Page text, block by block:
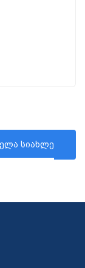
სიახლე